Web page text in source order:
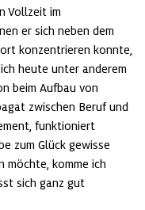
Vollzeit im
er sich neben dem
konzentrieren konnte,
heute unter anderem
beim Aufbau von
zwischen Beruf und
funktioniert
zum Glück gewisse
möchte, komme ich
sich ganz gut